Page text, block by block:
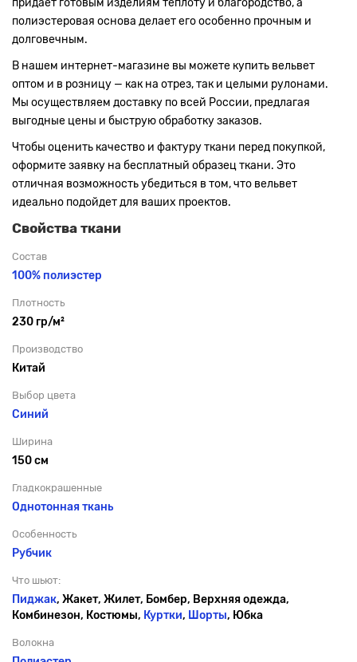
полиэстеровая основа делает его особенно прочным и
долговечным.
В нашем интернет-магазине вы можете купить вельвет
оптом и в розницу — как на отрез, так и целыми рулонами.
Мы осуществляем доставку по всей России, предлагая
выгодные цены и быструю обработку заказов.
Чтобы оценить качество и фактуру ткани перед покупкой,
оформите заявку на бесплатный образец ткани. Это
отличная возможность убедиться в том, что вельвет
идеально подойдет для ваших проектов.
Свойства ткани
Состав
100% полиэстер
Плотность
230 гр/м²
Производство
Китай
Выбор цвета
Синий
Ширина
150 см
Гладкокрашенные
Однотонная ткань
Особенность
Рубчик
Что шьют:
Пиджак, Жакет, Жилет, Бомбер, Верхняя одежда,
Комбинезон, Костюмы, Куртки, Шорты, Юбка
Волокна